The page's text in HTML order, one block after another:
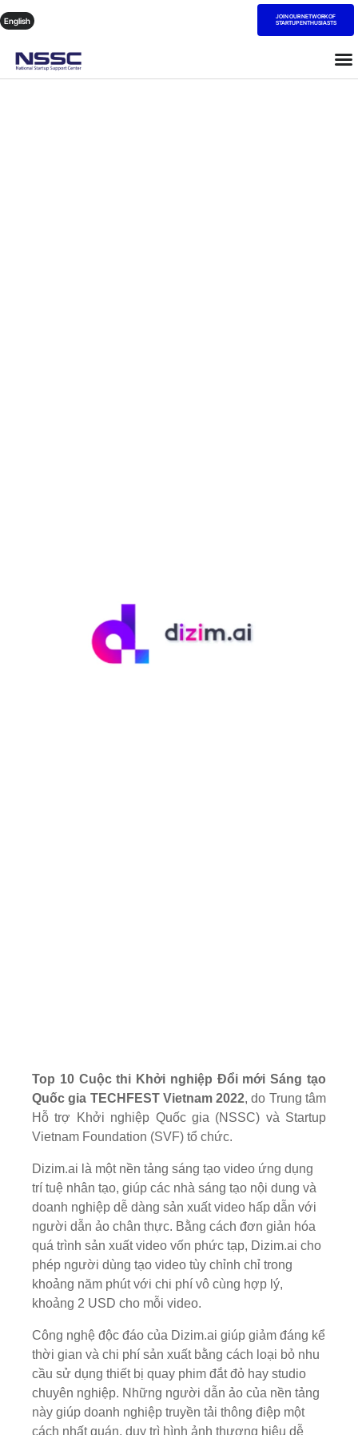
English
JOIN OUR NETWORK OF
STARTUP ENTHUSIASTS
Top 10 Cuộc thi Khởi nghiệp Đổi mới Sáng tạo
Quốc gia TECHFEST Vietnam 2022, do Trung tâm
Hỗ trợ Khởi nghiệp Quốc gia (NSSC) và Startup
Vietnam Foundation (SVF) tổ chức.
Dizim.ai là một nền tảng sáng tạo video ứng dụng
trí tuệ nhân tạo, giúp các nhà sáng tạo nội dung và
doanh nghiệp dễ dàng sản xuất video hấp dẫn với
người dẫn ảo chân thực. Bằng cách đơn giản hóa
quá trình sản xuất video vốn phức tạp, Dizim.ai cho
phép người dùng tạo video tùy chỉnh chỉ trong
khoảng năm phút với chi phí vô cùng hợp lý,
khoảng 2 USD cho mỗi video.
Công nghệ độc đáo của Dizim.ai giúp giảm đáng kể
thời gian và chi phí sản xuất bằng cách loại bỏ nhu
cầu sử dụng thiết bị quay phim đắt đỏ hay studio
chuyên nghiệp. Những người dẫn ảo của nền tảng
này giúp doanh nghiệp truyền tải thông điệp một
cách nhất quán, duy trì hình ảnh thương hiệu dễ